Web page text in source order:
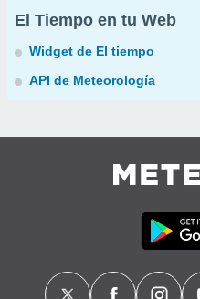
El Tiempo en tu Web
Widget de El tiempo
API de Meteorología